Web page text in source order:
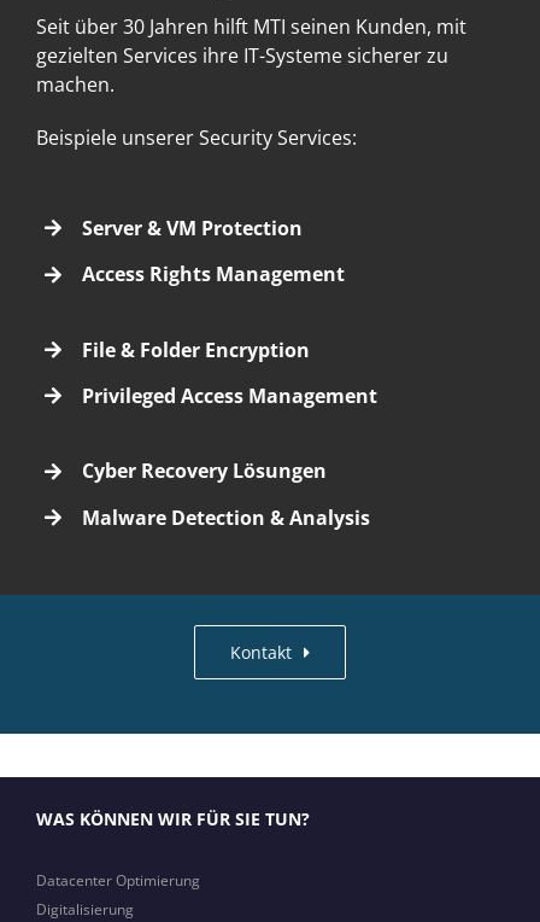
Seit über 30 Jahren hilft MTI seinen Kunden, mit
gezielten Services ihre IT-Systeme sicherer zu
machen.
Beispiele unserer Security Services:
Server & VM Protection
Access Rights Management
File & Folder Encryption
Privileged Access Management
Cyber Recovery Lösungen
Malware Detection & Analysis
Kontakt
WAS KÖNNEN WIR FÜR SIE TUN?
Datacenter Optimierung
Digitalisierung